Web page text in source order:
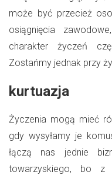
może być przecież
osiągnięcia
charakter życzeń
Zostańmy jednak przy
kurtuazja
Życzenia mogą mieć
gdy wysyłamy je
łączą nas jednie
towarzyskiego, bo z